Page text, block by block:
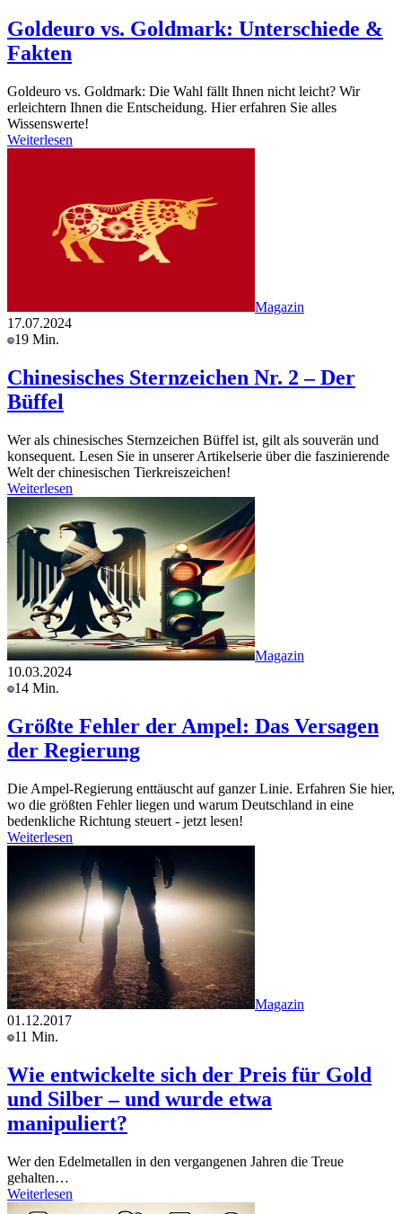
Goldeuro vs. Goldmark: Unterschiede &
Fakten
Goldeuro vs. Goldmark: Die Wahl fällt Ihnen nicht leicht? Wir
erleichtern Ihnen die Entscheidung. Hier erfahren Sie alles
Wissenswerte!
Weiterlesen
Magazin
17.07.2024
19 Min.
Chinesisches Sternzeichen Nr. 2 – Der
Büffel
Wer als chinesisches Sternzeichen Büffel ist, gilt als souverän und
konsequent. Lesen Sie in unserer Artikelserie über die faszinierende
Welt der chinesischen Tierkreiszeichen!
Weiterlesen
Magazin
10.03.2024
14 Min.
Größte Fehler der Ampel: Das Versagen
der Regierung
Die Ampel-Regierung enttäuscht auf ganzer Linie. Erfahren Sie hier,
wo die größten Fehler liegen und warum Deutschland in eine
bedenkliche Richtung steuert - jetzt lesen!
Weiterlesen
Magazin
01.12.2017
11 Min.
Wie entwickelte sich der Preis für Gold
und Silber – und wurde etwa
manipuliert?
Wer den Edelmetallen in den vergangenen Jahren die Treue
gehalten…
Weiterlesen